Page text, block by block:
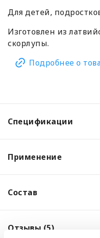
Для детей,
Изготовлен из
скорлупы.
Подробнее о
Спецификации
Применение
Состав
Отзывы (5)